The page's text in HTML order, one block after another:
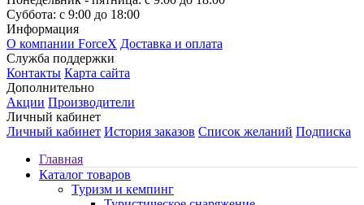
Суббота: с 9:00 до 18:00
Информация
О компании ForceX Доставка и оплата
Служба поддержки
Контакты Карта сайта
Дополнительно
Акции Производители
Личный кабинет
Личный кабинет История заказов Список желаний Подписка
Главная
Каталог товаров
Туризм и кемпинг